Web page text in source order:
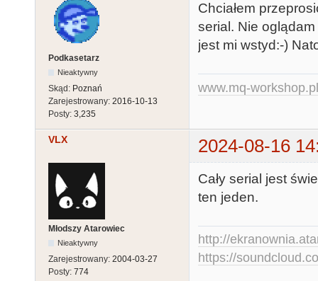
Podkasetarz
Nieaktywny
Skąd: Poznań
Zarejestrowany: 2016-10-13
Posty: 3,235
Chciałem
serial. Nie
jest mi wstyd:-)
www.mq-workshop.pl
VLX 2024-08-16
Młodszy Atarowiec
Nieaktywny
Zarejestrowany: 2004-03-27
Posty: 774
Cały serial jest
ten jeden.
http://
https://